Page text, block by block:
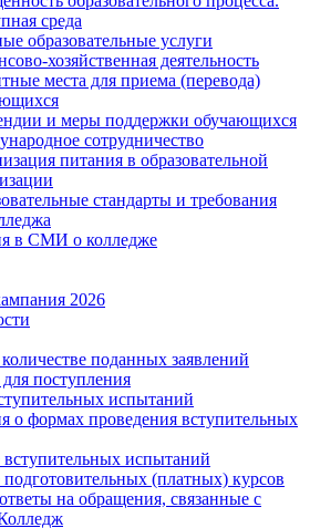
среда
образовательные услуги
хозяйственная деятельность
места для приема (перевода)
и меры поддержки обучающихся
сотрудничество
питания в образовательной
стандарты и требования
в СМИ о колледже
2026
поданных заявлений
поступления
испытаний
о формах проведения вступительных
вступительных испытаний
подготовительных (платных) курсов
на обращения, связанные с